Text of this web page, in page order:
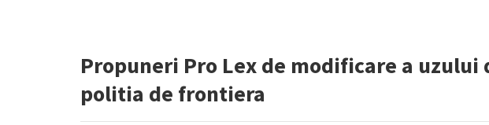
Propuneri Pro Lex de modificare a uzului
politia de frontiera